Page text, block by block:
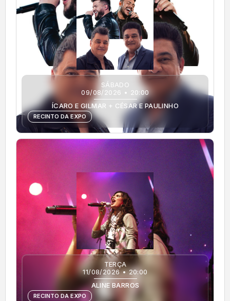
SÁBADO
09/08/2026 • 20:00
ÍCARO E GILMAR + CÉSAR E PAULINHO
RECINTO DA EXPO
TERÇA
11/08/2026 • 20:00
ALINE BARROS
RECINTO DA EXPO